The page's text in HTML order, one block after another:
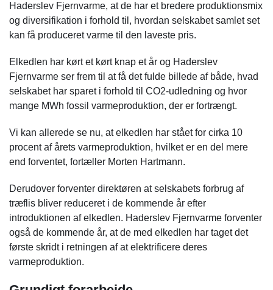
Haderslev Fjernvarme, at de har et bredere produktionsmix
og diversifikation i forhold til, hvordan selskabet samlet set
kan få produceret varme til den laveste pris.
Elkedlen har kørt et kørt knap et år og Haderslev
Fjernvarme ser frem til at få det fulde billede af både, hvad
selskabet har sparet i forhold til CO2-udledning og hvor
mange MWh fossil varmeproduktion, der er fortrængt.
Vi kan allerede se nu, at elkedlen har stået for cirka 10
procent af årets varmeproduktion, hvilket er en del mere
end forventet, fortæller Morten Hartmann.
Derudover forventer direktøren at selskabets forbrug af
træflis bliver reduceret i de kommende år efter
introduktionen af elkedlen. Haderslev Fjernvarme forventer
også de kommende år, at de med elkedlen har taget det
første skridt i retningen af at elektrificere deres
varmeproduktion.